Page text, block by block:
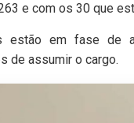
e com os 30 que
estão em fase de
de assumir o cargo.